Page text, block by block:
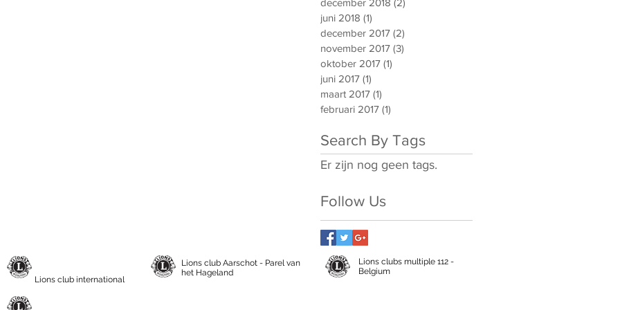
juni 2018 (1)
december 2017 (2)
november 2017 (3)
oktober 2017 (1)
juni 2017 (1)
maart 2017 (1)
februari 2017 (1)
Search By Tags
Er zijn nog geen tags.
Follow Us
Lions club international
Lions club Aarschot - Parel van
het Hageland
Lions clubs multiple 112 -
Belgium